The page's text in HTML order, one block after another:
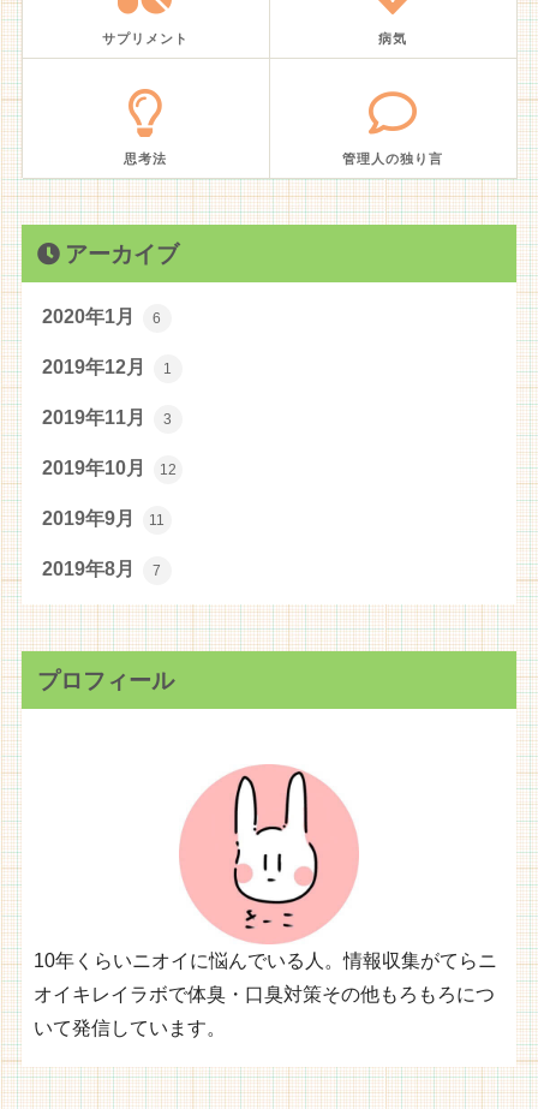
サプリメント 病気
思考法 管理人の独り言
アーカイブ
2020年1月 6
2019年12月 1
2019年11月 3
2019年10月 12
2019年9月 11
2019年8月 7
プロフィール
10年くらいニオイに悩んでいる人。情報収集がてらニ
オイキレイラボで体臭・口臭対策その他もろもろにつ
いて発信しています。